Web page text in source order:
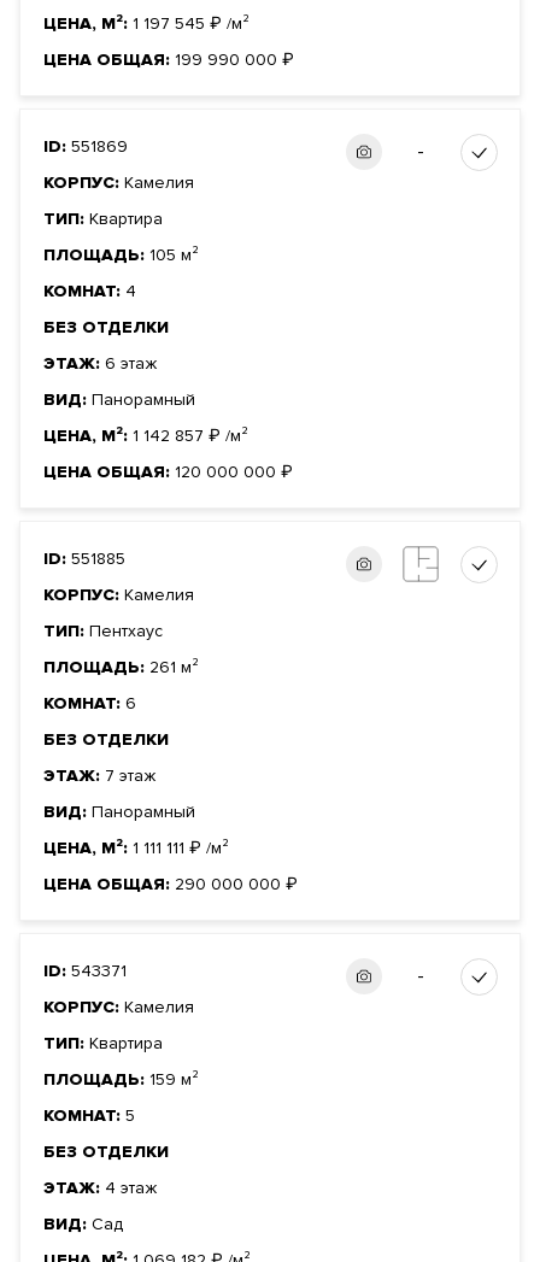
ЦЕНА, М²: 1 197 545 ₽ /м²
ЦЕНА ОБЩАЯ: 199 990 000 ₽
ID: 551869
КОРПУС: Камелия
ТИП: Квартира
ПЛОЩАДЬ: 105 м²
КОМНАТ: 4
БЕЗ ОТДЕЛКИ
ЭТАЖ: 6 этаж
ВИД: Панорамный
ЦЕНА, М²: 1 142 857 ₽ /м²
ЦЕНА ОБЩАЯ: 120 000 000 ₽
-
ID: 551885
КОРПУС: Камелия
ТИП: Пентхаус
ПЛОЩАДЬ: 261 м²
КОМНАТ: 6
БЕЗ ОТДЕЛКИ
ЭТАЖ: 7 этаж
ВИД: Панорамный
ЦЕНА, М²: 1 111 111 ₽ /м²
ЦЕНА ОБЩАЯ: 290 000 000 ₽
ID: 543371
КОРПУС: Камелия
ТИП: Квартира
ПЛОЩАДЬ: 159 м²
КОМНАТ: 5
БЕЗ ОТДЕЛКИ
ЭТАЖ: 4 этаж
ВИД: Сад
-